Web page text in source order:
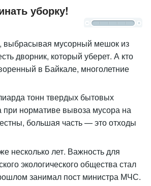
уборку!
выбрасывая мусорный мешок из
дворник, который уберет. А кто
в Байкале, многолетние
тонн твердых бытовых
нормативе вывоза мусора на
большая часть — это отходы
несколько лет. Важность для
экологического общества стал
занимал пост министра МЧС.